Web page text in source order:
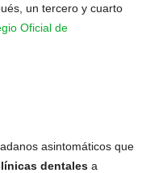
un tercero y cuarto
Oficial de
asintomáticos que
dentalesa